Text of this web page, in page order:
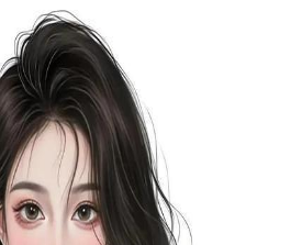
在线留言
联系我们